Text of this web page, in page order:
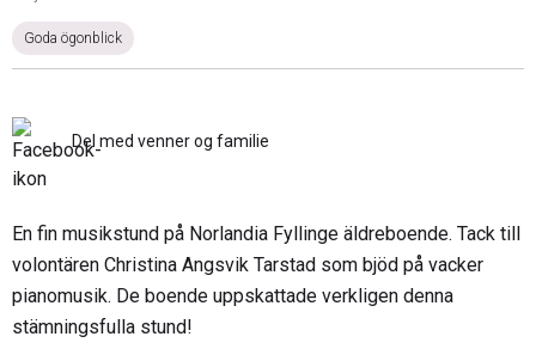
Goda ögonblick
Del med venner og familie
En fin musikstund på Norlandia Fyllinge äldreboende. Tack till
volontären Christina Angsvik Tarstad som bjöd på vacker
pianomusik. De boende uppskattade verkligen denna
stämningsfulla stund!